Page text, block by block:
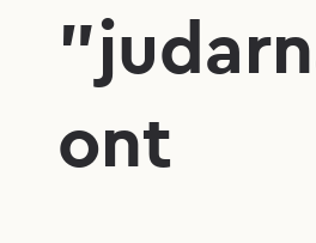
ont